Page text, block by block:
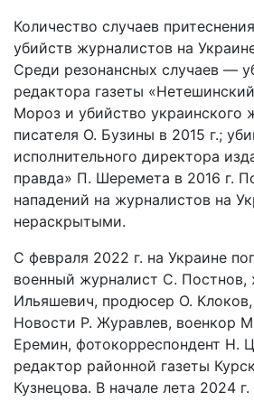
Количество случаев
убийств журналистов на
Среди резонансных случаев —
редактора газеты
Мороз и убийство украинского
писателя О. Бузины в 2015 г.;
исполнительного директора
правда» П. Шеремета в 2016 г.
нападений на журналистов на
нераскрытыми.
С февраля 2022 г. на Украине
военный журналист С. Постнов,
Ильяшевич, продюсер О.
Новости Р. Журавлев, военкор
Еремин, фотокорреспондент Н.
редактор районной газеты
Кузнецова. В начале лета 2024